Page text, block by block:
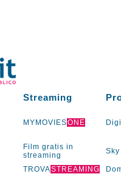
Streaming
MYMOVIESONE
Film gratis in
streaming
Sky
TROVASTREAMING